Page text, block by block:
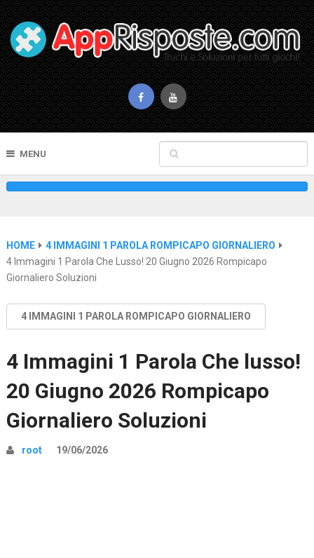
MENU
HOME
4 IMMAGINI 1 PAROLA ROMPICAPO GIORNALIERO
4 Immagini 1 Parola Che Lusso! 20 Giugno 2026 Rompicapo
Giornaliero Soluzioni
4 IMMAGINI 1 PAROLA ROMPICAPO GIORNALIERO
4 Immagini 1 Parola Che lusso!
20 Giugno 2026 Rompicapo
Giornaliero Soluzioni
root 19/06/2026